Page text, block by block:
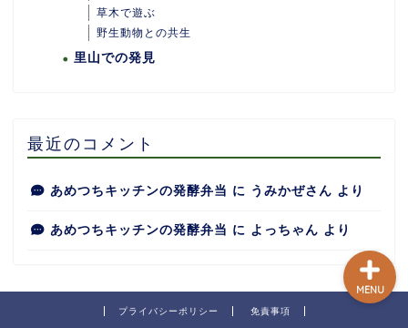
草木で遊ぶ
野生動物との共生
里山での発見
最近のコメント
あめつちキッチンの発酵弁当 に うみかぜさん より
あめつちキッチンの発酵弁当 に よっちゃん より
プライバシーポリシー 免責事項
MENU